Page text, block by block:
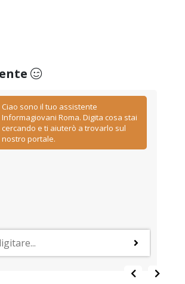
Ciao sono il tuo assistente
Informagiovani Roma. Digita cosa stai
cercando e ti aiuterò a trovarlo sul
nostro portale.